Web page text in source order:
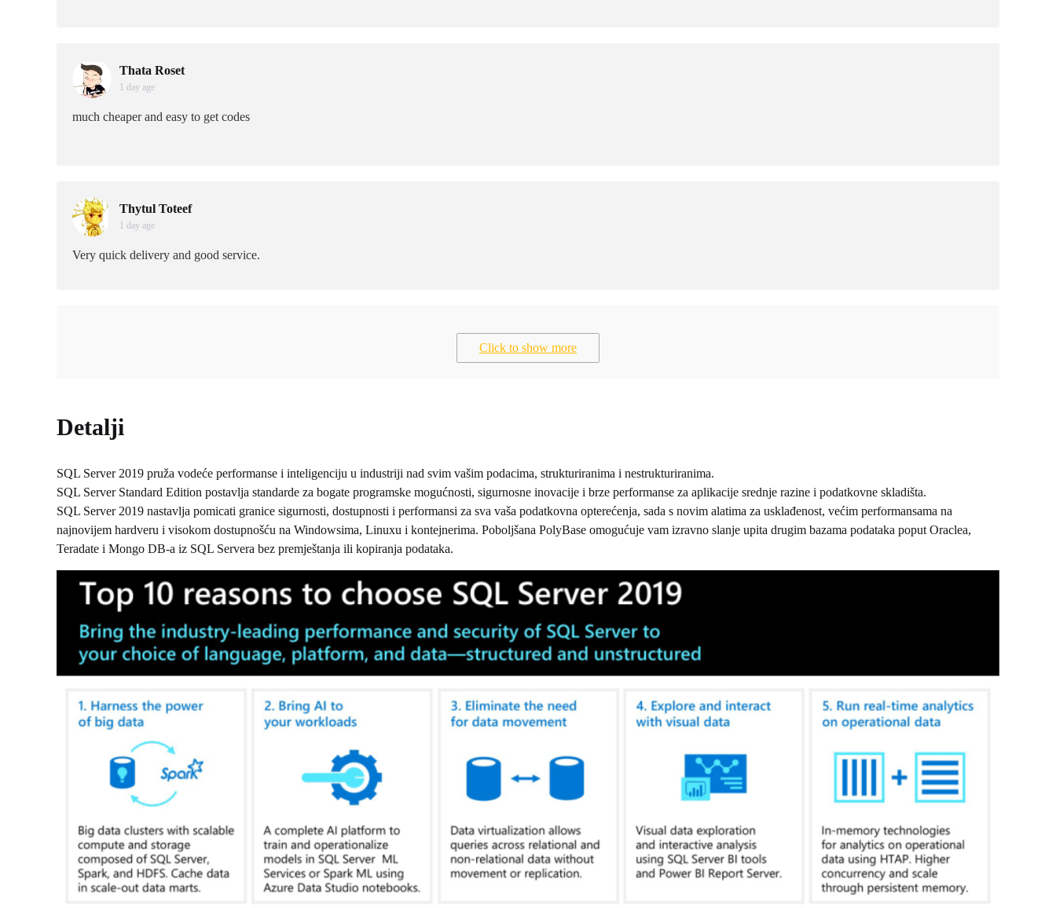
Thata Roset
1 day age
much cheaper and easy to get codes
Thytul Toteef
1 day age
Very quick delivery and good service.
Click to show more
Detalji
SQL Server 2019 pruža vodeće performanse i inteligenciju u industriji nad svim vašim podacima, strukturiranima i nestrukturiranima.
SQL Server Standard Edition postavlja standarde za bogate programske mogućnosti, sigurnosne inovacije i brze performanse za aplikacije srednje razine i podatkovne skladišta.
SQL Server 2019 nastavlja pomicati granice sigurnosti, dostupnosti i performansi za sva vaša podatkovna opterećenja, sada s novim alatima za usklađenost, većim performansama na
najnovijem hardveru i visokom dostupnošću na Windowsima, Linuxu i kontejnerima. Poboljšana PolyBase omogućuje vam izravno slanje upita drugim bazama podataka poput Oraclea,
Teradate i Mongo DB-a iz SQL Servera bez premještanja ili kopiranja podataka.